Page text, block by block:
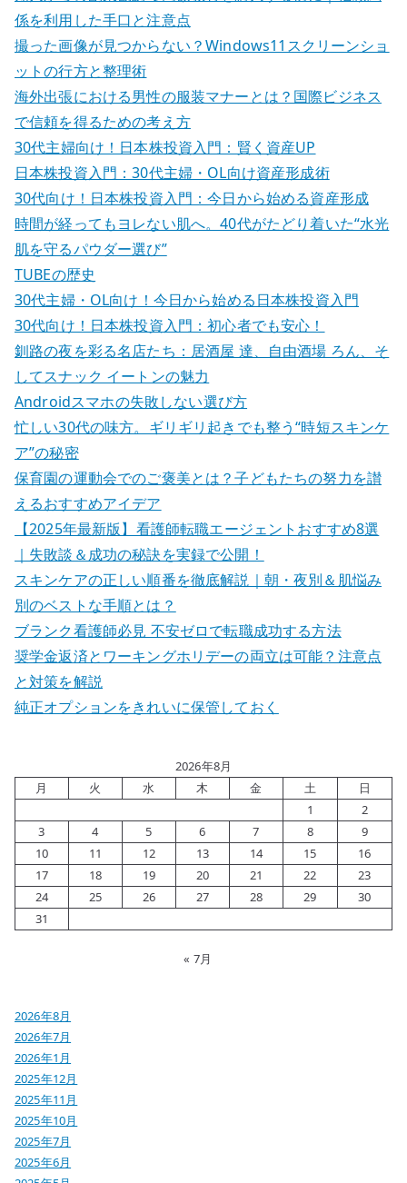
ン
係を利用した手口と注意点
撮った画像が見つからない？Windows11スクリーンショ
ットの行方と整理術
海外出張における男性の服装マナーとは？国際ビジネス
で信頼を得るための考え方
30代主婦向け！日本株投資入門：賢く資産UP
日本株投資入門：30代主婦・OL向け資産形成術
30代向け！日本株投資入門：今日から始める資産形成
時間が経ってもヨレない肌へ。40代がたどり着いた“水光
肌を守るパウダー選び”
TUBEの歴史
30代主婦・OL向け！今日から始める日本株投資入門
30代向け！日本株投資入門：初心者でも安心！
釧路の夜を彩る名店たち：居酒屋 達、自由酒場 ろん、そ
してスナック イートンの魅力
Androidスマホの失敗しない選び方
忙しい30代の味方。ギリギリ起きでも整う“時短スキンケ
ア”の秘密
保育園の運動会でのご褒美とは？子どもたちの努力を讃
えるおすすめアイデア
【2025年最新版】看護師転職エージェントおすすめ8選
｜失敗談＆成功の秘訣を実録で公開！
スキンケアの正しい順番を徹底解説｜朝・夜別＆肌悩み
別のベストな手順とは？
ブランク看護師必見 不安ゼロで転職成功する方法
奨学金返済とワーキングホリデーの両立は可能？注意点
と対策を解説
純正オプションをきれいに保管しておく
2026年8月
月
火 水 木 金 土
日
1
2
3
4 5 6 7 8
9
10
11 12 13 14 15
16
17
18 19 20 21 22
23
24
25 26 27 28 29
30
31
« 7月
2026年8月
2026年7月
2026年1月
2025年12月
2025年11月
2025年10月
2025年7月
2025年6月